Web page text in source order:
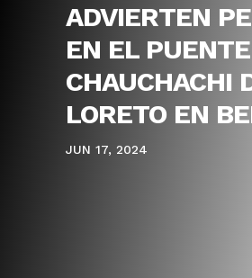
ADVIERTEN
EN EL PUENTE
CHAUCHACHI
LORETO EN
JUN 17, 2024